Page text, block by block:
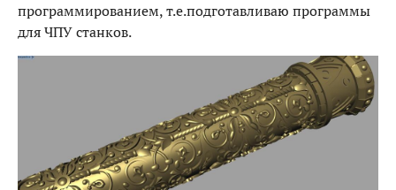
программированием, т.е.подготавливаю программы
для ЧПУ станков.